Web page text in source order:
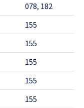
078, 182
155
155
155
155
155